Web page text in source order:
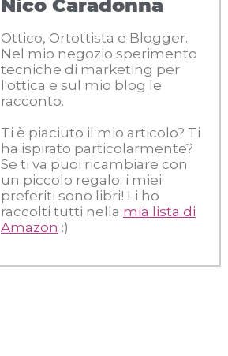
Nico Caradonna
Ottico, Ortottista e Blogger.
Nel mio negozio sperimento
tecniche di marketing per
l'ottica e sul mio blog le
racconto.
Ti è piaciuto il mio articolo? Ti
ha ispirato particolarmente?
Se ti va puoi ricambiare con
un piccolo regalo: i miei
preferiti sono libri! Li ho
raccolti tutti nella mia lista di
Amazon :)